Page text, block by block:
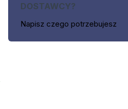
DOSTAWCY?
Napisz czego potrzebujesz